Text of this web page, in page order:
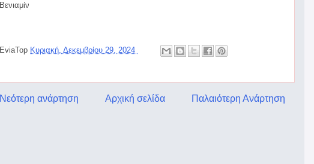
Βενιαμίν
EviaTop Κυριακή, Δεκεμβρίου 29, 2024
Νεότερη ανάρτηση Παλαιότερη Ανάρτηση
Αρχική σελίδα